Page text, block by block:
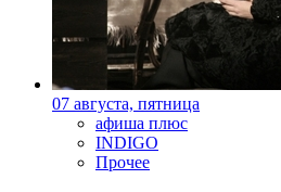
07 августа, пятница
афиша плюс
INDIGO
Прочее